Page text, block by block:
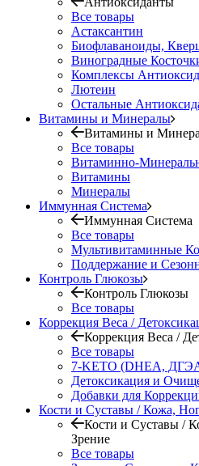
Все товары
Астаксантин
Биофлаваноиды,
Виноградные
Комплексы
Лютеин
Остальные
Витамины и Минералы
Витамины и
Все товары
Витаминно-
Витамины
Минералы
Иммунная Система
Иммунная Система
Все товары
Мультивитаминные
Поддержание и
Контроль Глюкозы
Контроль Глюкозы
Все товары
Коррекция Веса /
Коррекция Веса /
Все товары
7-KETO (DHEA,
Детоксикация и
Добавки для
Кости и Суставы / Кожа,
Кости и Суставы /
Зрение
Все товары